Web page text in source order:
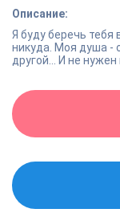
Описание:
Я буду беречь тебя
никуда. Моя душа -
другой... И не нужен